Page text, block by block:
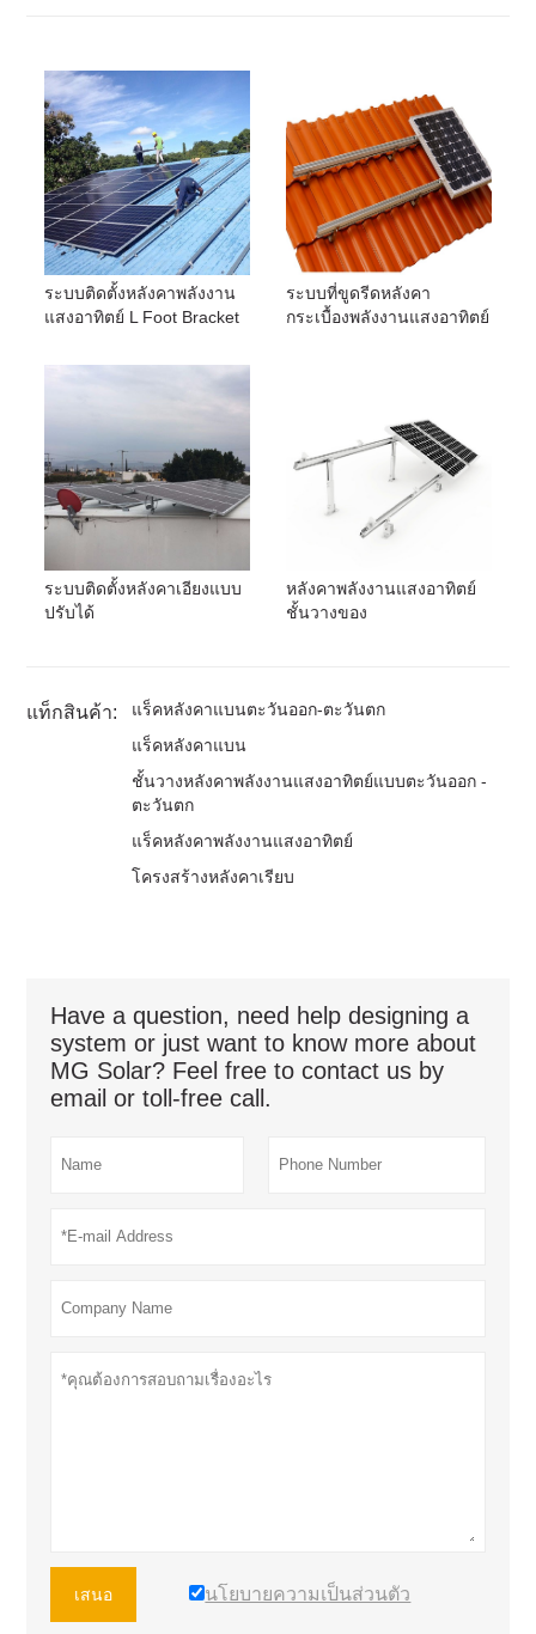
ระบบติดตั้งหลังคาพลังงาน
แสงอาทิตย์ L Foot Bracket
ระบบที่ขูดรีดหลังคา
กระเบื้องพลังงานแสงอาทิตย์
ระบบติดตั้งหลังคาเอียงแบบ
ปรับได้
หลังคาพลังงานแสงอาทิตย์
ชั้นวางของ
แท็กสินค้า:
แร็คหลังคาแบนตะวันออก-ตะวันตก
แร็คหลังคาแบน
ชั้นวางหลังคาพลังงานแสงอาทิตย์แบบตะวันออก -
ตะวันตก
แร็คหลังคาพลังงานแสงอาทิตย์
โครงสร้างหลังคาเรียบ
Have a question, need help designing a
system or just want to know more about
MG Solar? Feel free to contact us by
email or toll-free call.
เสนอ นโยบายความเป็นส่วนตัว